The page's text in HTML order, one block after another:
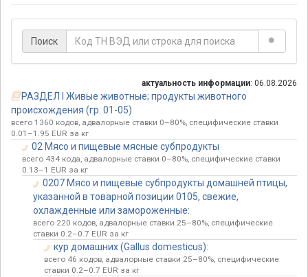
Поиск
актуальность информации: 06.08.2026
РАЗДЕЛ I Живые животные; продукты животного
происхождения (гр. 01-05)
всего 1360 кодов, адвалорные ставки 0–80%, специфические ставки
0.01–1.95 EUR за кг
02 Мясо и пищевые мясные субпродукты
всего 434 кода, адвалорные ставки 0–80%, специфические ставки
0.13–1 EUR за кг
0207 Мясо и пищевые субпродукты домашней птицы,
указанной в товарной позиции 0105, свежие,
охлажденные или замороженные:
всего 220 кодов, адвалорные ставки 25–80%, специфические
ставки 0.2–0.7 EUR за кг
кур домашних (Gallus domesticus):
всего 46 кодов, адвалорные ставки 25–80%, специфические
ставки 0.2–0.7 EUR за кг